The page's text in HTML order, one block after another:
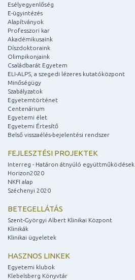
Esélyegyenlőség
E-ügyintézés
Alapítványok
Professzori kar
Akadémikusaink
Díszdoktoraink
Olimpikonjaink
Családbarát Egyetem
ELI-ALPS, a szegedi lézeres kutatóközpont
Minőségügy
Szabályzatok
Egyetemtörténet
Centenárium
Egyetemi élet
Egyetemi Értesítő
Belső visszaélés-bejelentési rendszer
FEJLESZTÉSI PROJEKTEK
Interreg - Határon átnyúló együttműködések
Horizon2020
NKFI alap
Széchenyi 2020
BETEGELLÁTÁS
Szent-Györgyi Albert Klinikai Központ
Klinikák
Klinikai ügyeletek
HASZNOS LINKEK
Egyetemi klubok
Klebelsberg Könyvtár